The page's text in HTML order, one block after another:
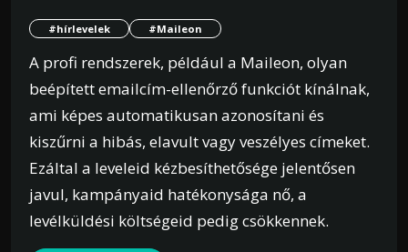
#hírlevelek #Maileon
A profi rendszerek, például a Maileon, olyan
beépített emailcím-ellenőrző funkciót kínálnak,
ami képes automatikusan azonosítani és
kiszűrni a hibás, elavult vagy veszélyes címeket.
Ezáltal a leveleid kézbesíthetősége jelentősen
javul, kampányaid hatékonysága nő, a
levélküldési költségeid pedig csökkennek.